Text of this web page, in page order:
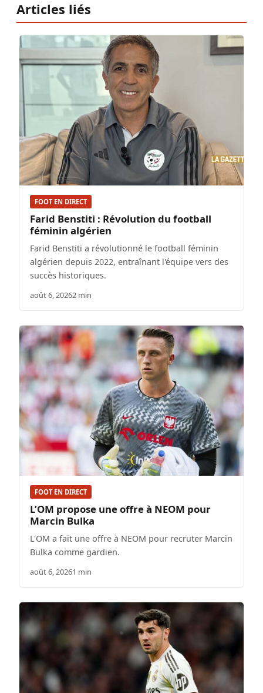
Articles liés
FOOT EN DIRECT
Farid Benstiti : Révolution du football
féminin algérien
Farid Benstiti a révolutionné le football féminin
algérien depuis 2022, entraînant l'équipe vers des
succès historiques.
août 6, 20262 min
FOOT EN DIRECT
L’OM propose une offre à NEOM pour
Marcin Bulka
L'OM a fait une offre à NEOM pour recruter Marcin
Bulka comme gardien.
août 6, 20261 min